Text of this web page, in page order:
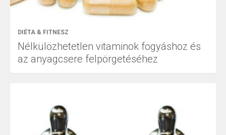
DIÉTA & FITNESZ
Nélkülözhetetlen vitaminok fogyáshoz és
az anyagcsere felpörgetéséhez